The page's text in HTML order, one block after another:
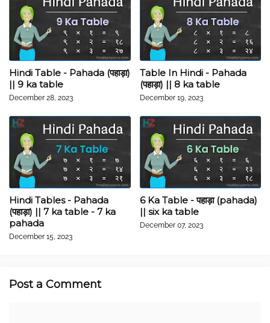
Hindi Table - Pahada (पहाड़ा)
|| 9 ka table
December 28, 2023
Table In Hindi - Pahada
(पहाड़ा) || 8 ka table
December 19, 2023
Hindi Tables - Pahada
(पहाड़ा) || 7 ka table - 7 ka
pahada
December 15, 2023
6 Ka Table - पहाड़ा (pahada)
|| six ka table
December 07, 2023
Post a Comment